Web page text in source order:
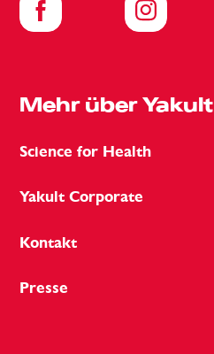
Mehr über Yakult
Science for Health
Yakult Corporate
Kontakt
Presse